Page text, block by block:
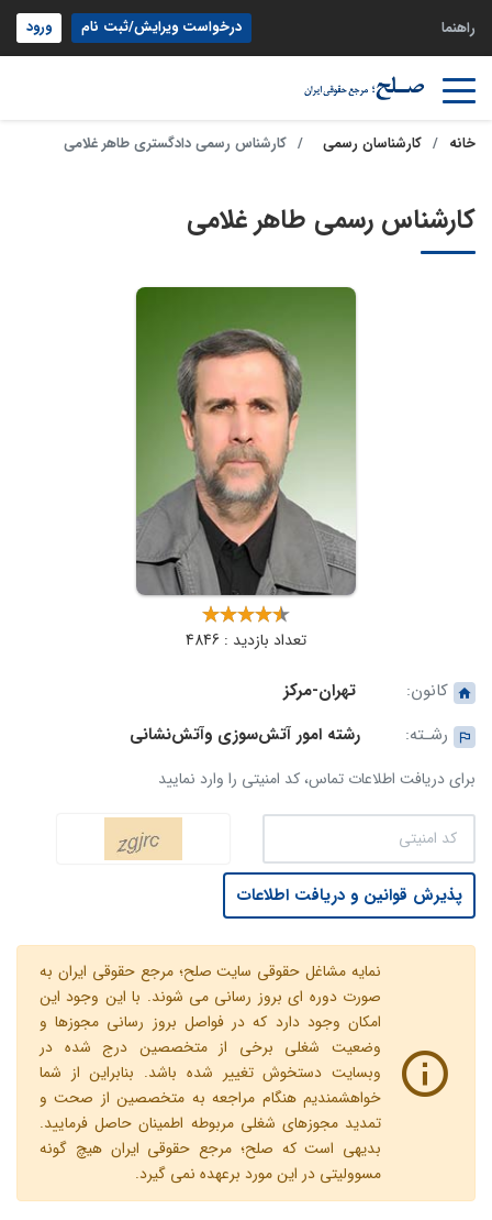
راهنما درخواست ویرایش/ثبت نام ورود
خانه کارشناسان رسمی کارشناس رسمی دادگستری طاهر غلامی
کارشناس رسمی طاهر غلامی
تعداد بازدید : 4846
کانون:
تهران-مرکز
رشـته:
رشته امور آتش‌سوزی وآتش‌نشانی
برای دریافت اطلاعات تماس، کد امنیتی را وارد نمایید
پذیرش قوانین و دریافت اطلاعات
نمایه مشاغل حقوقی سایت صلح؛ مرجع حقوقی ایران به
صورت دوره ای بروز رسانی می شوند. با این وجود این
امکان وجود دارد که در فواصل بروز رسانی مجوزها و
وضعیت شغلی برخی از متخصصین درج شده در
وبسایت دستخوش تغییر شده باشد. بنابراین از شما
خواهشمندیم هنگام مراجعه به متخصصین از صحت و
تمدید مجوزهای شغلی مربوطه اطمینان حاصل فرمایید.
بدیهی است که صلح؛ مرجع حقوقی ایران هیچ گونه
مسوولیتی در این مورد برعهده نمی گیرد.